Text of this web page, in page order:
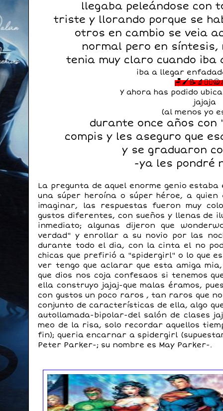
llegaba peleándose con
triste y llorando porque se
otros en cambio se veia
normal pero en síntesis,
tenia muy claro cuando iba
iba a llegar
Y ahora has podido
jajaja
(al menos yo
durante once años
compis y les aseguro que
y se graduaron
-ya les pondré
La pregunta de aquel enorme genio
una súper heroína o súper héroe, a quien
imaginar, las respuestas fueron muy
gustos diferentes, con sueños y llenas de
inmediato; algunas dijeron que
verdad" y enrollar a su novio por las
durante todo el dia, con la cinta el no
chicas que prefirió a "spidergirl" o lo que
ver tengo que aclarar que esta amiga
que dios nos coja confesaos si tenemos
ella construyo jajaj-que malas éramos,
con gustos un poco raros , tan raros que
conjunto de características de ella, algo
autollamada-bipolar-del salón de clases
meo de la risa, solo recordar aquellos
fin); queria encarnar a spidergirl
Peter Parker-; su nombre es May Parker-.